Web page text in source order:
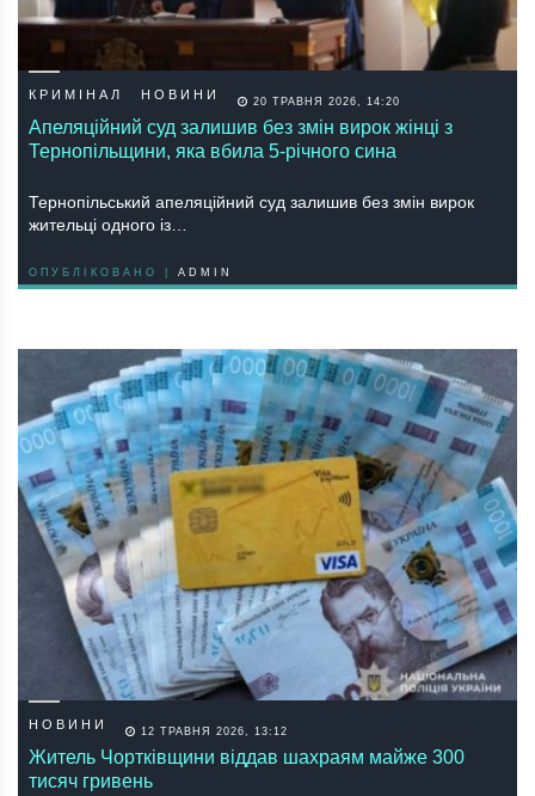
КРИМІНАЛ НОВИНИ 20 ТРАВНЯ 2026, 14:20
Апеляційний суд залишив без змін вирок жінці з
Тернопільщини, яка вбила 5-річного сина
Тернопільський апеляційний суд залишив без змін вирок
жительці одного із…
ОПУБЛІКОВАНО | ADMIN
НОВИНИ 12 ТРАВНЯ 2026, 13:12
Житель Чортківщини віддав шахраям майже 300
тисяч гривень